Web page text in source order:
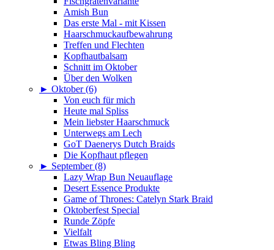
Amish Bun
Das erste Mal - mit Kissen
Haarschmuckaufbewahrung
Treffen und Flechten
Kopfhautbalsam
Schnitt im Oktober
Über den Wolken
► Oktober (6)
Von euch für mich
Heute mal Spliss
Mein liebster Haarschmuck
Unterwegs am Lech
GoT Daenerys Dutch Braids
Die Kopfhaut pflegen
► September (8)
Lazy Wrap Bun Neuauflage
Desert Essence Produkte
Game of Thrones: Catelyn Stark Braid
Oktoberfest Special
Runde Zöpfe
Vielfalt
Etwas Bling Bling